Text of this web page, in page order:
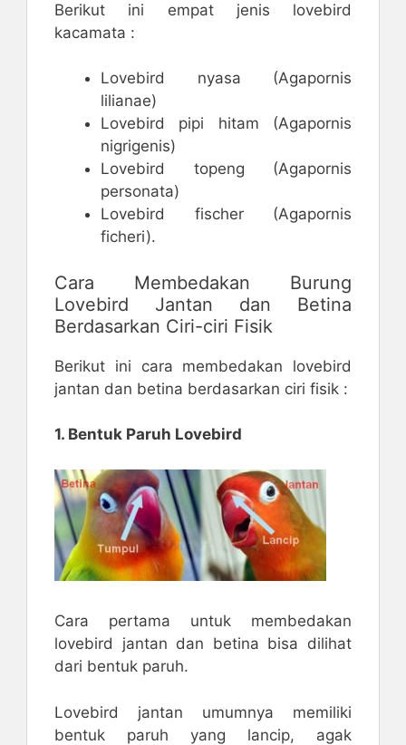
Berikut ini empat jenis lovebird
kacamata :
Lovebird nyasa (Agapornis
lilianae)
Lovebird pipi hitam (Agapornis
nigrigenis)
Lovebird topeng (Agapornis
personata)
Lovebird fischer (Agapornis
ficheri).
Cara Membedakan Burung
Lovebird Jantan dan Betina
Berdasarkan Ciri-ciri Fisik
Berikut ini cara membedakan lovebird
jantan dan betina berdasarkan ciri fisik :
1. Bentuk Paruh Lovebird
Cara pertama untuk membedakan
lovebird jantan dan betina bisa dilihat
dari bentuk paruh.
Lovebird jantan umumnya memiliki
bentuk paruh yang lancip, agak